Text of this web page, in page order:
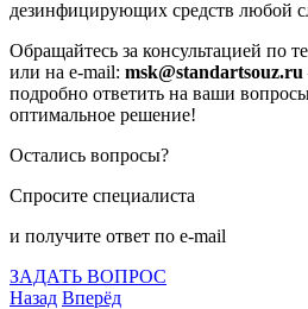
дезинфицирующих средств любой
Обращайтесь за консультацией по
или на e-mail: msk@standartsouz.ru
подробно ответить на ваши
оптимальное решение!
Остались вопросы?
Спросите специалиста
и получите ответ по e-mail
ЗАДАТЬ ВОПРОС
Назад Вперёд